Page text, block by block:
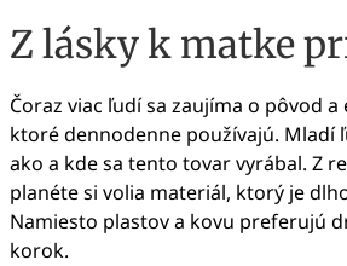
Z lásky k matke
Čoraz viac ľudí sa zaujíma o pôvod
ktoré dennodenne používajú. Mladí
ako a kde sa tento tovar vyrábal. Z
planéte si volia materiál, ktorý je
Namiesto plastov a kovu preferujú
korok.